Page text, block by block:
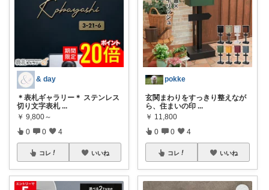
& day
＊表札ギャラリー＊ ステンレス
切り文字表札 ...
￥ 9,800～
0 0 4
コレ いいね
pokke
玄関まわりをすっきり整えなが
ら、住まいの印 ...
￥ 11,800
0 0 4
コレ いいね